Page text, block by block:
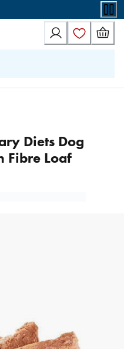
Diets Dog Gastrointestinal
Diets Dog
Fibre Loaf